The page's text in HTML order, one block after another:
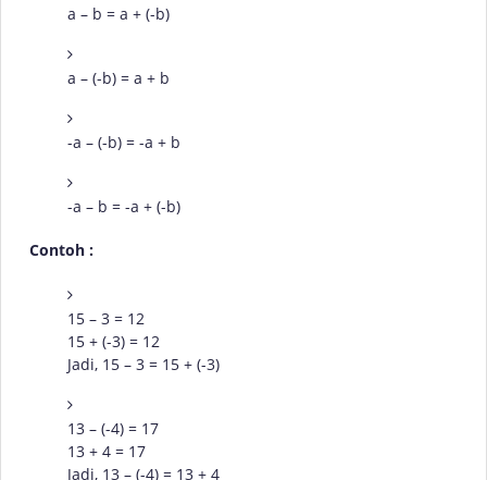
a – b = a + (-b)
a – (-b) = a + b
-a – (-b) = -a + b
-a – b = -a + (-b)
Contoh :
15 – 3 = 12
15 + (-3) = 12
Jadi, 15 – 3 = 15 + (-3)
13 – (-4) = 17
13 + 4 = 17
Jadi, 13 – (-4) = 13 + 4